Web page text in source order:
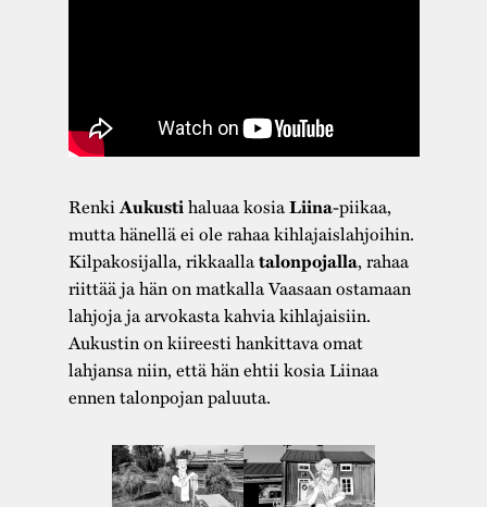
RenkiAukustihaluaa kosiaLiina-piikaa,
mutta hänellä ei ole rahaa kihlajaislahjoihin.
Kilpakosijalla, rikkaallatalonpojalla, rahaa
riittää ja hän on matkalla Vaasaan ostamaan
lahjoja ja arvokasta kahvia kihlajaisiin.
Aukustin on kiireesti hankittava omat
lahjansa niin, että hän ehtii kosia Liinaa
ennen talonpojan paluuta.